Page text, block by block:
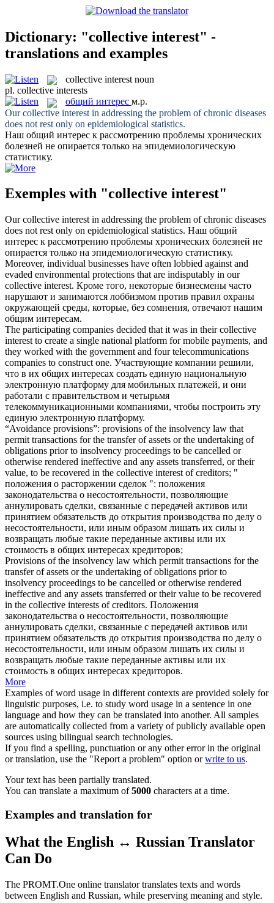
Dictionary: "collective interest" -
translations and examples
collective interest noun
pl. collective interests
общий интерес м.р.
Ourcollective interest in addressing the problem of chronic diseases
does not rest only on epidemiological statistics.
Наш общий интерес к рассмотрению проблемы хронических
болезней не опирается только на эпидемиологическую
статистику.
Exemples with "collective interest"
Ourcollective interest in addressing the problem of chronic diseases
does not rest only on epidemiological statistics. Наш общий
интерес к рассмотрению проблемы хронических болезней не
опирается только на эпидемиологическую статистику.
Moreover, individual businesses have often lobbied against and
evaded environmental protections that are indisputably in our
collective interest. Кроме того, некоторые бизнесмены часто
нарушают и занимаются лоббизмом против правил охраны
окружающей среды, которые, без сомнения, отвечают нашим
общим интересам.
The participating companies decided that it was in theircollective
interest to create a single national platform for mobile payments, and
they worked with the government and four telecommunications
companies to construct one. Участвующие компании решили,
что в их общих интересах создать единую национальную
электронную платформу для мобильных платежей, и они
работали с правительством и четырьмя
телекоммуникационными компаниями, чтобы построить эту
единую электронную платформу.
“Avoidance provisions”: provisions of the insolvency law that
permit transactions for the transfer of assets or the undertaking of
obligations prior to insolvency proceedings to be cancelled or
otherwise rendered ineffective and any assets transferred, or their
value, to be recovered in the collective interest of creditors; "
положения о расторжении сделок ": положения
законодательства о несостоятельности, позволяющие
аннулировать сделки, связанные с передачей активов или
принятием обязательств до открытия производства по делу о
несостоятельности, или иным образом лишать их силы и
возвращать любые такие переданные активы или их
стоимость в общих интересах кредиторов;
Provisions of the insolvency law which permit transactions for the
transfer of assets or the undertaking of obligations prior to
insolvency proceedings to be cancelled or otherwise rendered
ineffective and any assets transferred or their value to be recovered
in the collective interests of creditors. Положения
законодательства о несостоятельности, позволяющие
аннулировать сделки, связанные с передачей активов или
принятием обязательств до открытия производства по делу о
несостоятельности, или иным образом лишать их силы и
возвращать любые такие переданные активы или их
стоимость в общих интересах кредиторов.
More
Examples of word usage in different contexts are provided solely for
linguistic purposes, i.e. to study word usage in a sentence in one
language and how they can be translated into another. All samples
are automatically collected from a variety of publicly available open
sources using bilingual search technologies.
If you find a spelling, punctuation or any other error in the original
or translation, use the "Report a problem" option orwrite to us.
Your text has been partially translated.
You can translate a maximum of5000 characters at a time.
Examples and translation for
What the English ↔ Russian Translator
Can Do
The PROMT.One online translator translates texts and words
between English and Russian, while preserving meaning and style.